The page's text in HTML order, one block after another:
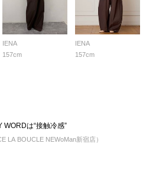
IENA
157cm
IENA
157cm
WORDは“接触冷感”
LA BOUCLE NEWoMan新宿店）